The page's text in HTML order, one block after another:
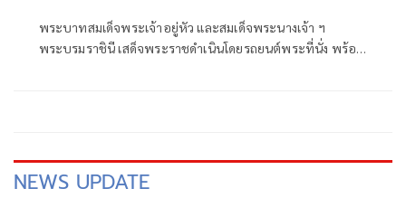
พระบาทสมเด็จพระเจ้าอยู่หัว และสมเด็จพระนางเจ้า ฯ
พระบรมราชินี เสด็จพระราชดำเนินโดยรถยนต์พระที่นั่ง พร้อม
NEWS UPDATE